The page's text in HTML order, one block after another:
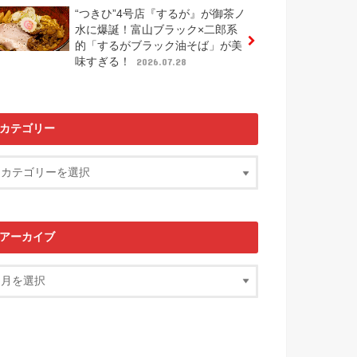
“つきひ”4号店『するが』が御茶ノ
水に爆誕！富山ブラック×二郎系
的「するがブラック油そば」が美
味すぎる！
2026.07.28
テゴリー
ーカイブ